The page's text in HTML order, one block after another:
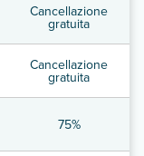
Cancellazione
gratuita
Cancellazione
gratuita
75%